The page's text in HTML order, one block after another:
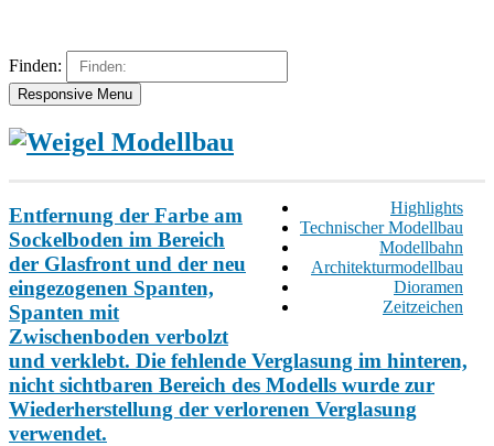
Finden:
Responsive Menu
Highlights
Technischer Modellbau
Modellbahn
Architekturmodellbau
Dioramen
Zeitzeichen
Entfernung der Farbe am
Sockelboden im Bereich
der Glasfront und der neu
eingezogenen Spanten,
Spanten mit
Zwischenboden verbolzt
und verklebt. Die fehlende Verglasung im hinteren,
nicht sichtbaren Bereich des Modells wurde zur
Wiederherstellung der verlorenen Verglasung
verwendet.